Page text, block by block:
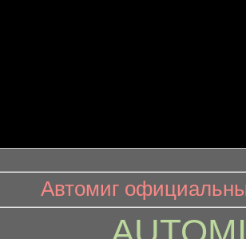
Автомиг